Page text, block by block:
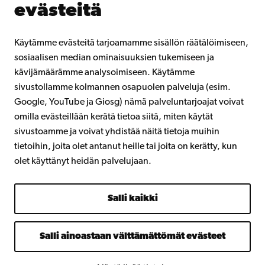
evästeitä
Käytämme evästeitä tarjoamamme sisällön räätälöimiseen,
sosiaalisen median ominaisuuksien tukemiseen ja
kävijämäärämme analysoimiseen. Käytämme
sivustollamme kolmannen osapuolen palveluja (esim.
Google, YouTube ja Giosg) nämä palveluntarjoajat voivat
omilla evästeillään kerätä tietoa siitä, miten käytät
sivustoamme ja voivat yhdistää näitä tietoja muihin
tietoihin, joita olet antanut heille tai joita on kerätty, kun
olet käyttänyt heidän palvelujaan.
Salli kaikki
Salli ainoastaan välttämättömät evästeet
Åbo Akademista
Facebook Instagram YouTube LinkedIn Blog Snapchat